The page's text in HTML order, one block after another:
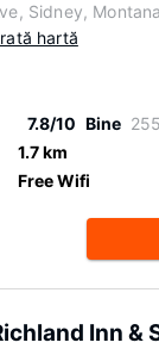
Sidney,
hartă
7.8/10 Bine
1.7 km
Free Wifi
Inn &